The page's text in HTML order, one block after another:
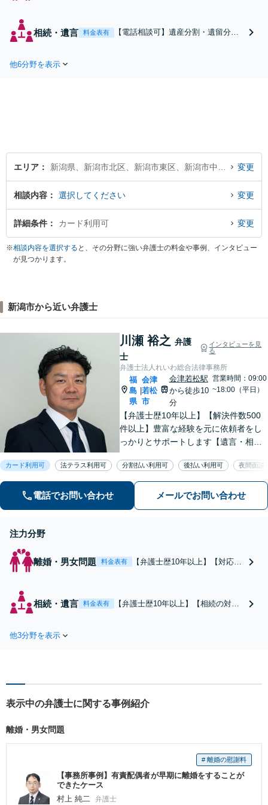
等、離婚に関するご相
談はおまかせくださ
相続・遺言 料金表有
【電話相談可】遺産分割・遺留分・
他6分野を表示
エリア 変更
相談内容 選択してください 変更
詳細条件 カード利用可 変更
※相談内容を選択する と、その分野に強い弁護士の料金や事例、インタビュー
が見つかります。
新潟市から近い弁護士
川瀬 裕之 弁護
士
インタビューを見
る
弁護士法人れいわ総合法律事務所
福
島
県
会津
若松
市
会津若松駅
から徒歩10
分
営業時間：09:00
~18:00（平日）
【弁護士歴10年以上】【解決件数500
件以上】豊富な経験を元に依頼者をし
っかりとサポートします【遺言・相
目指します【離婚・男女問題】離婚は
人それぞれ置かれた状況が異なるた
め、その人にあった解決策を探ります
カード利用可 法テラス利用可 分割払い利用可 後払い利用可 夜間面談
電話でお問い合わせ メールでお問い合わせ
注力分野
離婚・男女問題 料金表有
【弁護士歴10年以上】【対応実
しい案件も柔軟に対応いたしま
相続・遺言 料金表有
【弁護士歴10年以上】【相続の対応
他3分野を表示
表示中の弁護士に関する事例紹介
離婚・男女問題
# 離婚の慰謝料
【事務所事例】有責配偶者が早期に離婚をすることが
できたケース
村上 純二
弁護士